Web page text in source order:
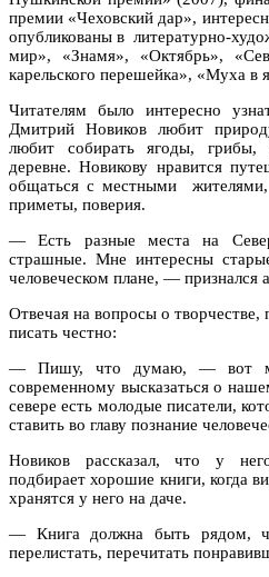
премии «Чеховский дар»,
опубликованы в литературно-
мир», «Знамя», «Октябрь»,
карельского перешейка», «Муха в
Читателям было интересно
Дмитрий Новиков любит
любит собирать ягоды,
деревне. Новикову нравится
общаться с местными
приметы, поверия.
— Есть разные места на
страшные. Мне интересны
человеческом плане, — признался
Отвечая на вопросы о творчестве,
писать честно:
— Пишу, что думаю, — вот
современному высказаться о
севере есть молодые писатели,
ставить во главу познание
Новиков рассказал, что у
подбирает хорошие книги, когда
хранятся у него на даче.
— Книга должна быть рядом,
перелистать, перечитать